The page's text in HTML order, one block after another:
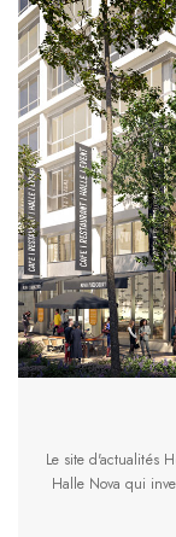
Le site d'actualités
Halle Nova qui